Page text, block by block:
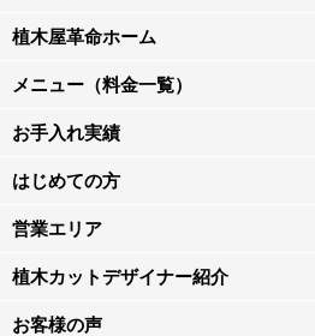
植木屋革命ホーム
メニュー（料金一覧）
お手入れ実績
はじめての方
営業エリア
植木カットデザイナー紹介
お客様の声